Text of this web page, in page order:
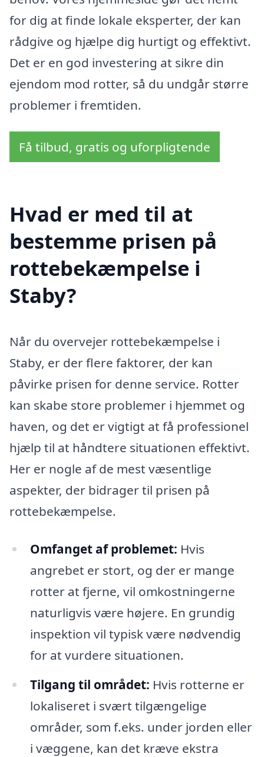
for dig at finde lokale eksperter, der kan
rådgive og hjælpe dig hurtigt og effektivt.
Det er en god investering at sikre din
ejendom mod rotter, så du undgår større
problemer i fremtiden.
Få tilbud, gratis og uforpligtende
Hvad er med til at
bestemme prisen på
rottebekæmpelse i
Staby?
Når du overvejer rottebekæmpelse i
Staby, er der flere faktorer, der kan
påvirke prisen for denne service. Rotter
kan skabe store problemer i hjemmet og
haven, og det er vigtigt at få professionel
hjælp til at håndtere situationen effektivt.
Her er nogle af de mest væsentlige
aspekter, der bidrager til prisen på
rottebekæmpelse.
Omfanget af problemet: Hvis
angrebet er stort, og der er mange
rotter at fjerne, vil omkostningerne
naturligvis være højere. En grundig
inspektion vil typisk være nødvendig
for at vurdere situationen.
Tilgang til området: Hvis rotterne er
lokaliseret i svært tilgængelige
områder, som f.eks. under jorden eller
i væggene, kan det kræve ekstra